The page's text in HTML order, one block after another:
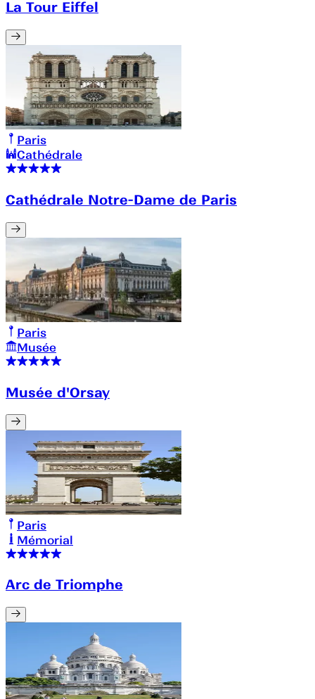
La Tour Eiffel
Paris
Cathédrale
Cathédrale Notre-Dame de Paris
Paris
Musée
Musée d'Orsay
Paris
Mémorial
Arc de Triomphe